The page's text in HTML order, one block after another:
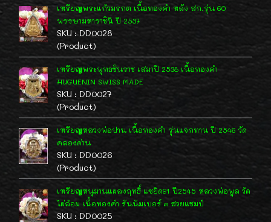
เหรียญพระแก้วมรกต เนื้อทองคำ หลัง สก.รุ่น 60
พรรษามหาราชินี ปี 2537
SKU : DD0028
(Product)
เหรียญพระพุทธชินราช เสมาปี 2538 เนื้อทองคำ
HUGUENIN SWISS MADE
SKU : DD0027
(Product)
เหรียญหลวงพ่อปาน เนื้อทองคำ รุ่นแจกทาน ปี 2546 วัด
คลองด่าน
SKU : DD0026
(Product)
เหรียญหนุมานแผลงฤทธิ์ แซยิด91 ปี2545 หลวงพ่อพูล วัด
ไผ่ล้อม เนื้อทองคำ รันนัมเบอร์ ๓ สวยแชมป์
SKU : DD0025